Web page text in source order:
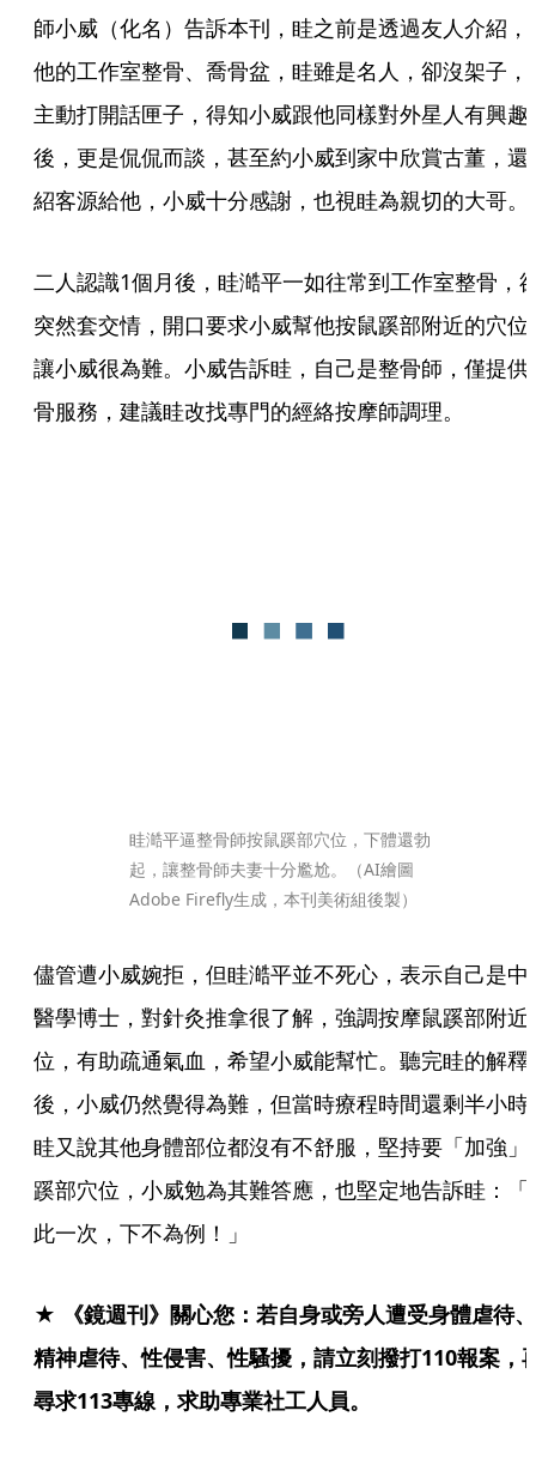
師小威（化名）告訴本刊，眭之前是透過友人介紹，
他的工作室整骨、喬骨盆，眭雖是名人，卻沒架子，
主動打開話匣子，得知小威跟他同樣對外星人有興趣
後，更是侃侃而談，甚至約小威到家中欣賞古董，還
紹客源給他，小威十分感謝，也視眭為親切的大哥。
二人認識1個月後，眭澔平一如往常到工作室整骨，
突然套交情，開口要求小威幫他按鼠蹊部附近的穴位
讓小威很為難。小威告訴眭，自己是整骨師，僅提供
骨服務，建議眭改找專門的經絡按摩師調理。
眭澔平逼整骨師按鼠蹊部穴位，下體還勃
起，讓整骨師夫妻十分尷尬。（AI繪圖
Adobe Firefly生成，本刊美術組後製）
儘管遭小威婉拒，但眭澔平並不死心，表示自己是中
醫學博士，對針灸推拿很了解，強調按摩鼠蹊部附近
位，有助疏通氣血，希望小威能幫忙。聽完眭的解釋
後，小威仍然覺得為難，但當時療程時間還剩半小時
眭又說其他身體部位都沒有不舒服，堅持要「加強」
蹊部穴位，小威勉為其難答應，也堅定地告訴眭：「
此一次，下不為例！」
★ 《鏡週刊》關心您：若自身或旁人遭受身體虐待、
精神虐待、性侵害、性騷擾，請立刻撥打110報案，
尋求113專線，求助專業社工人員。